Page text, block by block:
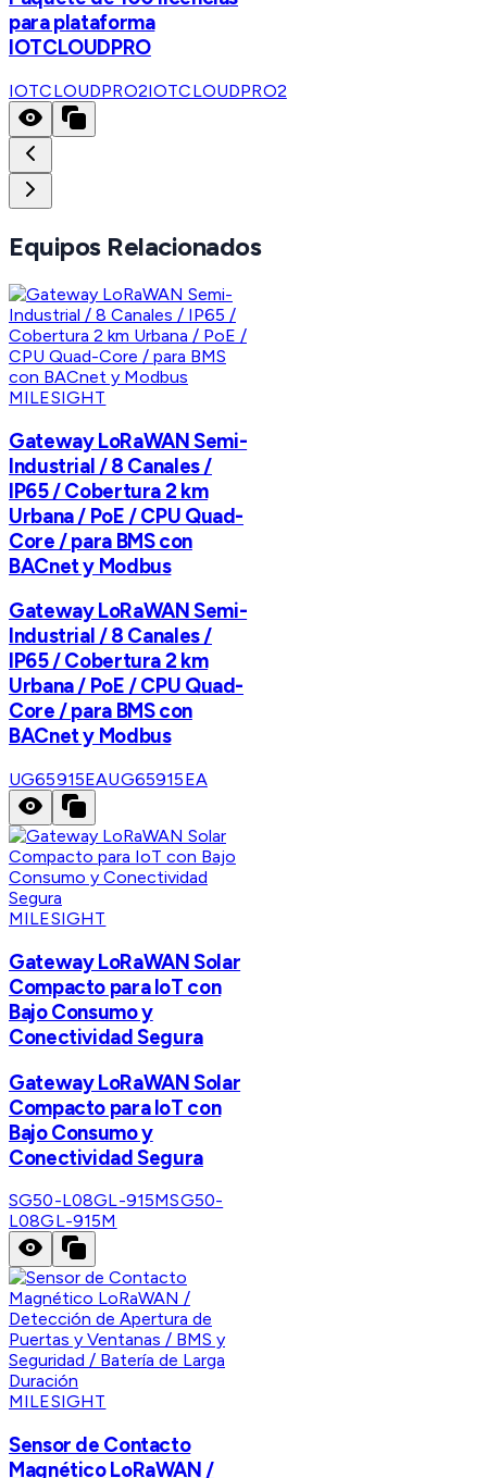
para plataforma
IOTCLOUDPRO
IOTCLOUDPRO2IOTCLOUDPRO2
Equipos Relacionados
MILESIGHT
Gateway LoRaWAN Semi-
Industrial / 8 Canales /
IP65 / Cobertura 2 km
Urbana / PoE / CPU Quad-
Core / para BMS con
BACnet y Modbus
Gateway LoRaWAN Semi-
Industrial / 8 Canales /
IP65 / Cobertura 2 km
Urbana / PoE / CPU Quad-
Core / para BMS con
BACnet y Modbus
UG65915EAUG65915EA
MILESIGHT
Gateway LoRaWAN Solar
Compacto para IoT con
Bajo Consumo y
Conectividad Segura
Gateway LoRaWAN Solar
Compacto para IoT con
Bajo Consumo y
Conectividad Segura
SG50-L08GL-915MSG50-
L08GL-915M
MILESIGHT
Sensor de Contacto
Magnético LoRaWAN /